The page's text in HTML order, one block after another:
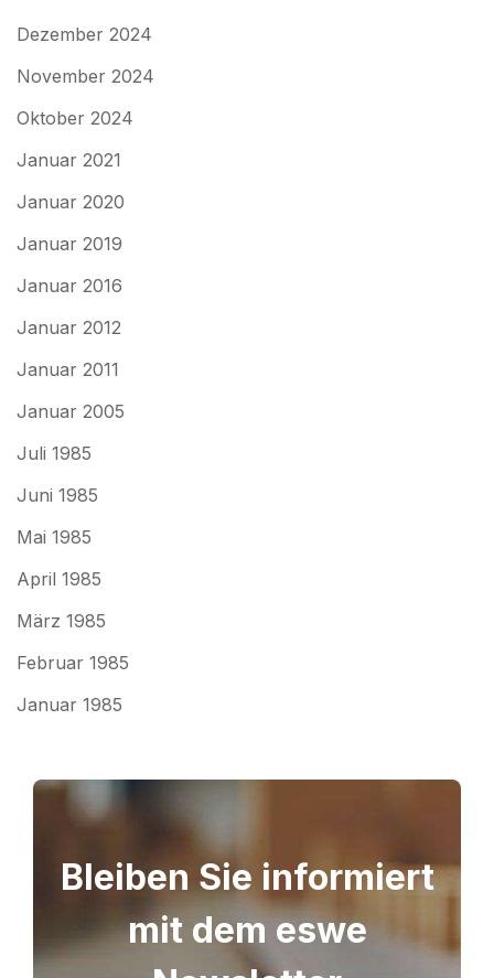
Dezember 2024
November 2024
Oktober 2024
Januar 2021
Januar 2020
Januar 2019
Januar 2016
Januar 2012
Januar 2011
Januar 2005
Juli 1985
Juni 1985
Mai 1985
April 1985
März 1985
Februar 1985
Januar 1985
Bleiben Sie informiert
mit dem eswe